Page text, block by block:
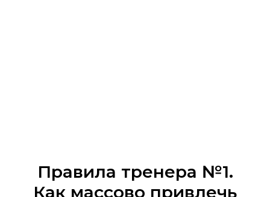
Правила тренера №1.
Как массово привлечь